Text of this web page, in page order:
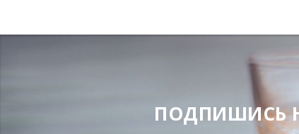
ПОДПИШИСЬ